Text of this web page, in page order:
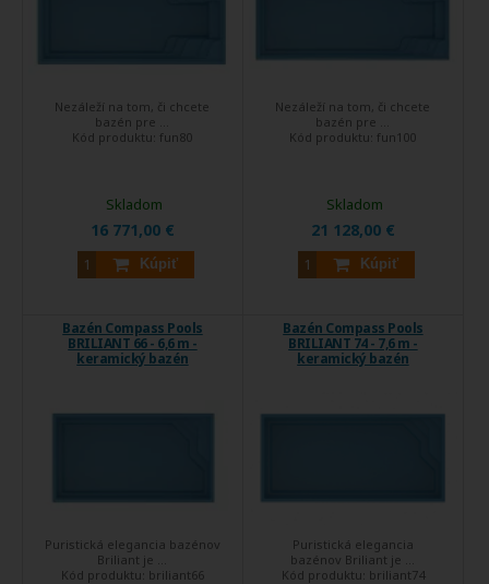
Nezáleží na tom, či chcete
bazén pre ...
Kód produktu: fun80
16 771,00 €
Kúpiť
Skladom
Nezáleží na tom, či chcete
bazén pre ...
Kód produktu: fun100
21 128,00 €
Kúpiť
Skladom
Bazén Compass Pools
BRILIANT 66 - 6,6 m -
keramický bazén
Puristická elegancia bazénov
Briliant je ...
Kód produktu: briliant66
Bazén Compass Pools
BRILIANT 74 - 7,6 m -
keramický bazén
Puristická elegancia
bazénov Briliant je ...
Kód produktu: briliant74